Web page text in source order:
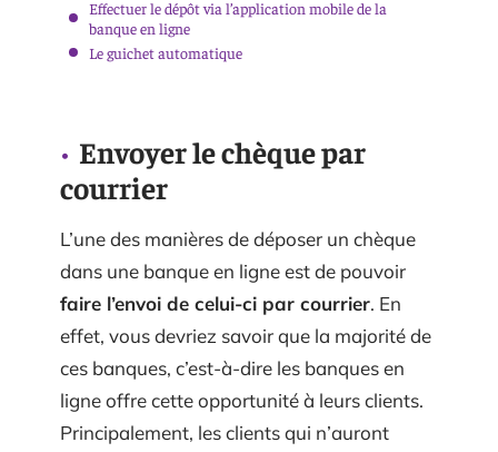
Effectuer le dépôt via l’application mobile de la
banque en ligne
Le guichet automatique
Envoyer le chèque par
courrier
L’une des manières de déposer un chèque
dans une banque en ligne est de pouvoir
faire l’envoi de celui-ci par courrier. En
effet, vous devriez savoir que la majorité de
ces banques, c’est-à-dire les banques en
ligne offre cette opportunité à leurs clients.
Principalement, les clients qui n’auront